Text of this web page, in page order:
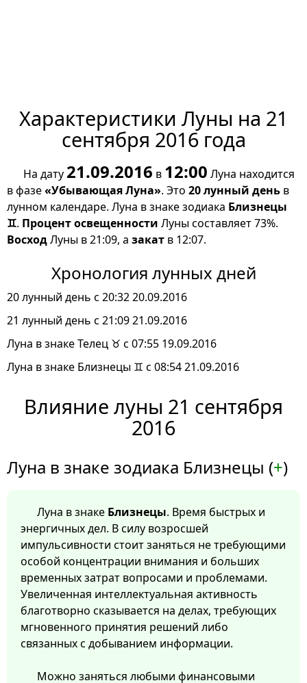
Характеристики Луны на 21
сентября 2016 года
На дату 21.09.2016 в 12:00 Луна находится
в фазе«Убывающая Луна». Это 20 лунный день в
лунном календаре. Луна в знаке зодиака Близнецы
♊. Процент освещенности Луны составляет 73%.
ВосходЛуны в 21:09, а закат в 12:07.
Хронология лунных дней
20 лунный день с 20:32 20.09.2016
21 лунный день с 21:09 21.09.2016
Луна в знаке Телец ♉ с 07:55 19.09.2016
Луна в знаке Близнецы ♊ с 08:54 21.09.2016
Влияние луны 21 сентября
2016
Луна в знаке зодиака Близнецы (+)
Луна в знаке Близнецы. Время быстрых и
энергичных дел. В силу возросшей
импульсивности стоит заняться не требующими
особой концентрации внимания и больших
временных затрат вопросами и проблемами.
Увеличенная интеллектуальная активность
благотворно сказывается на делах, требующих
мгновенного принятия решений либо
связанных с добыванием информации.
Можно заняться любыми финансовыми